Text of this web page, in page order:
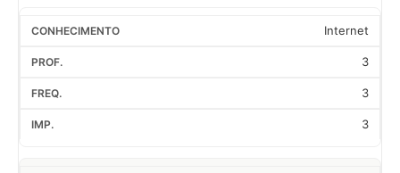
Internet
3
3
3